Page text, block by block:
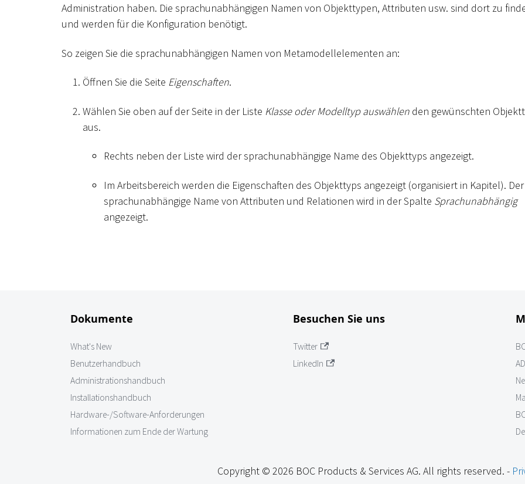
Administration haben. Die sprachunabhängigen Namen von Objekttypen, Attributen usw. sind dort zu
und werden für die Konfiguration benötigt.
So zeigen Sie die sprachunabhängigen Namen von Metamodellelementen an:
Öffnen Sie die Seite Eigenschaften.
Wählen Sie oben auf der Seite in der Liste Klasse oder Modelltyp auswählen den gewünschten
aus.
Rechts neben der Liste wird der sprachunabhängige Name des Objekttyps angezeigt.
Im Arbeitsbereich werden die Eigenschaften des Objekttyps angezeigt (organisiert in Kapitel). Der
sprachunabhängige Name von Attributen und Relationen wird in der Spalte Sprachunabhängig
angezeigt.
Dokumente
What's New
Benutzerhandbuch
Administrationshandbuch
Installationshandbuch
Hardware-/Software-Anforderungen
Informationen zum Ende der Wartung
Besuchen Sie uns
Twitter
LinkedIn
Copyright © 2026 BOC Products & Services AG. All rights reserved. -